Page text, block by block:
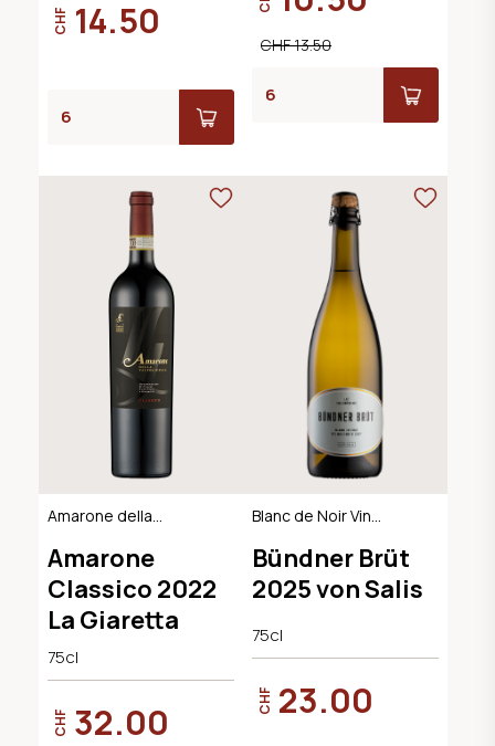
CHF 14.50
CHF 13.50
Amarone della
Classico DOCG
Amarone
Classico 2022
La Giaretta
75cl
CHF 32.00
Blanc de Noir Vin
Graubünden
Bündner Brüt
2025 von Salis
75cl
CHF 23.00